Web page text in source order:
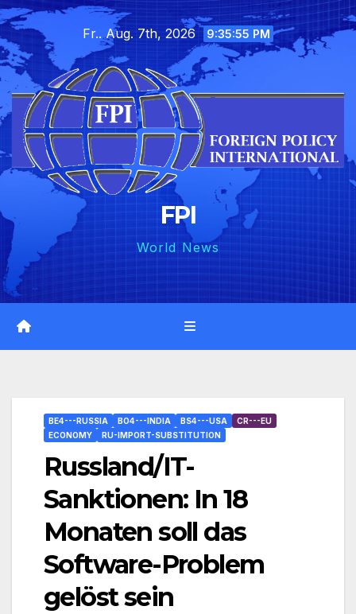
Skip
to
content
Fr.. Aug. 7th, 2026 9:35:57 PM
FPI
World News
BE4---RUSSIA BO4---INDIA BS4---USA
CR---EU
ECONOMY
RU-IMPORT-SUBSTITUTION
Russland/IT-
Sanktionen: In 18
Monaten soll das
Software-Problem
gelöst sein